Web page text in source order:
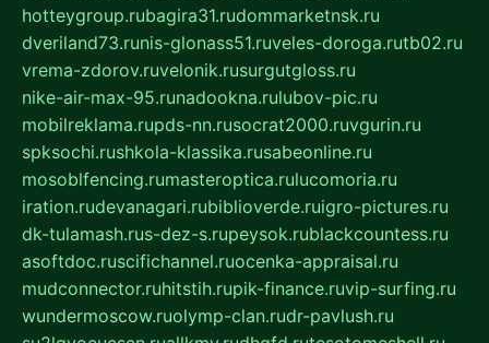
hotteygroup.rubagira31.rudommarketnsk.ru
dveriland73.runis-glonass51.ruveles-doroga.rutb02.ru
vrema-zdorov.ruvelonik.rusurgutgloss.ru
nike-air-max-95.runadookna.rulubov-pic.ru
mobilreklama.rupds-nn.rusocrat2000.ruvgurin.ru
spksochi.rushkola-klassika.rusabeonline.ru
mosoblfencing.rumasteroptica.rulucomoria.ru
iration.rudevanagari.rubiblioverde.ruigro-pictures.ru
dk-tulamash.rus-dez-s.rupeysok.rublackcountess.ru
asoftdoc.ruscifichannel.ruocenka-appraisal.ru
mudconnector.ruhitstih.rupik-finance.ruvip-surfing.ru
wundermoscow.ruolymp-clan.rudr-pavlush.ru